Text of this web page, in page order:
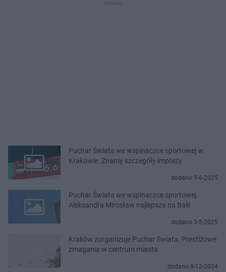
Puchar Świata we wspinaczce sportowej w
Krakowie. Znamy szczegóły imprezy
dodano 9-6-2025
Puchar Świata we wspinaczce sportowej.
Aleksandra Mirosław najlepsza na Bali!
dodano 3-5-2025
Kraków zorganizuje Puchar Świata. Prestiżowe
zmagania w centrum miasta
dodano 8-12-2024